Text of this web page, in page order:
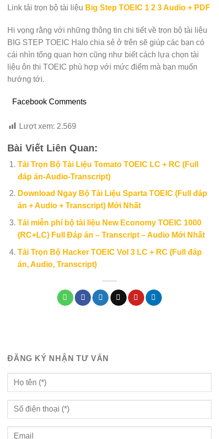
Link tải trọn bộ tài liệu Big Step TOEIC 1 2 3 Audio + PDF
Hi vọng rằng với những thông tin chi tiết về trọn bộ tài liệu
BIG STEP TOEIC Halo chia sẻ ở trên sẽ giúp các bạn có
cái nhìn tổng quan hơn cũng như biết cách lựa chọn tài
liệu ôn thi TOEIC phù hợp với mức điểm mà bạn muốn
hướng tới.
Facebook Comments
Lượt xem: 2.569
Bài Viết Liên Quan:
Tải Trọn Bộ Tài Liệu Tomato TOEIC LC + RC (Full
đáp án-Audio-Transcript)
Download Ngay Bộ Tài Liệu Sparta TOEIC (Full đáp
án + Audio + Transcript) Mới Nhất
Tải miễn phí bộ tài liệu New Economy TOEIC 1000
(RC+LC) Full Đáp án – Transcript – Audio Mới Nhất
Tải Trọn Bộ Hacker TOEIC Vol 3 LC + RC (Full đáp
án, Audio, Transcript)
ĐĂNG KÝ NHẬN TƯ VẤN